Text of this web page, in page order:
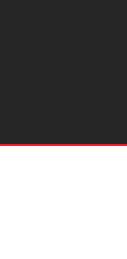
年，擁有20年的生產經驗
南非鉻鐵礦砂。